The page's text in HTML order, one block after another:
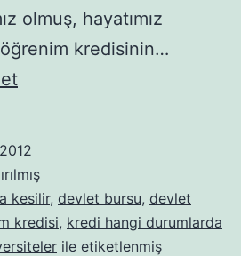
olmuş, hayatımız
kredisinin…
Devlet
Hangi
Durumlarda
Kesilmektedir?
kesilir, devlet bursu, devlet
kredisi, kredi hangi durumlarda
ile etiketlenmiş